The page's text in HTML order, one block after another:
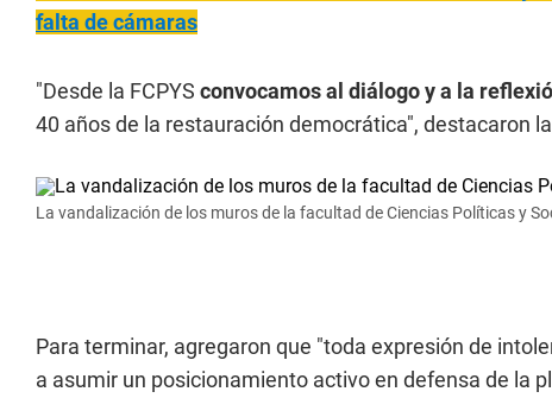
falta de cámaras
"Desde la FCPYS convocamos al diálogo y a la
40 años de la restauración democrática", destacaron
La vandalización de los muros de la facultad de Ciencias Políticas y
Para terminar, agregaron que "toda expresión de
a asumir un posicionamiento activo en defensa de la